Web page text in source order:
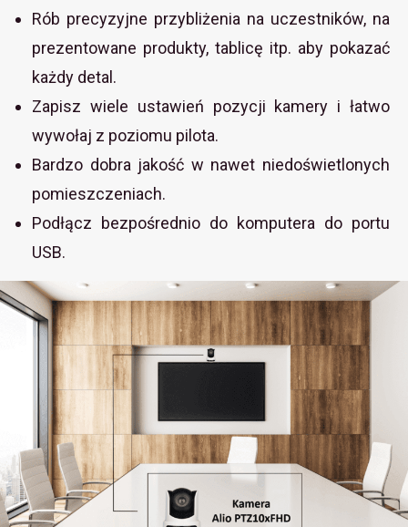
Rób precyzyjne przybliżenia na uczestników, na
prezentowane produkty, tablicę itp. aby pokazać
każdy detal.
Zapisz wiele ustawień pozycji kamery i łatwo
wywołaj z poziomu pilota.
Bardzo dobra jakość w nawet niedoświetlonych
pomieszczeniach.
Podłącz bezpośrednio do komputera do portu
USB.